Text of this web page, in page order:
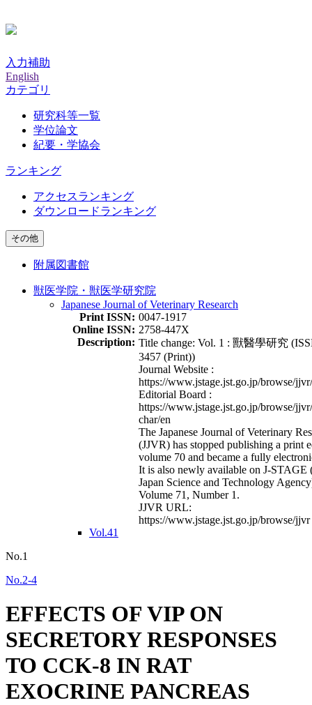
入力補助
English
カテゴリ
研究科等一覧
学位論文
紀要・学協会
ランキング
アクセスランキング
ダウンロードランキング
その他
附属図書館
獣医学院・獣医学研究院
Japanese Journal of Veterinary Research
Print ISSN: 0047-1917
Online ISSN: 2758-447X
Description: Title change: Vol. 1 : 獸醫學研究
3457 (Print))
Journal Website :
https://www.jstage.jst.go.jp/browse/
Editorial Board :
https://www.jstage.jst.go.jp/browse/
char/en
The Japanese Journal of Veterinary
(JJVR) has stopped publishing a print
volume 70 and became a fully
It is also newly available on J-STAGE
Japan Science and Technology
Volume 71, Number 1.
JJVR URL:
https://www.jstage.jst.go.jp/browse/jjvr
Vol.41
No.1
No.2-4
EFFECTS OF VIP ON
SECRETORY RESPONSES
TO CCK-8 IN RAT
EXOCRINE PANCREAS